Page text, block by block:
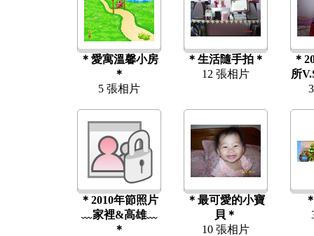
＊愛寓溫馨小房
＊
5 張相片
＊生活隨手拍＊
12 張相片
＊
所
＊2010年節照片
﹏家裡&高雄﹏
＊
＊最可愛的小寶
貝＊
10 張相片